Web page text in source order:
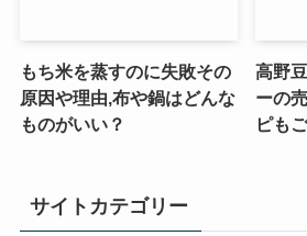
もち米を蒸すのに失敗その
原因や理由,布や鍋はどんな
ものがいい？
高野
ーの
ピも
サイトカテゴリー